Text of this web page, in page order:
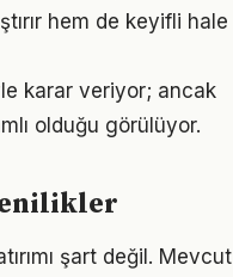
hem de keyifli hale
karar veriyor; ancak
olduğu görülüyor.
şart değil. Mevcut